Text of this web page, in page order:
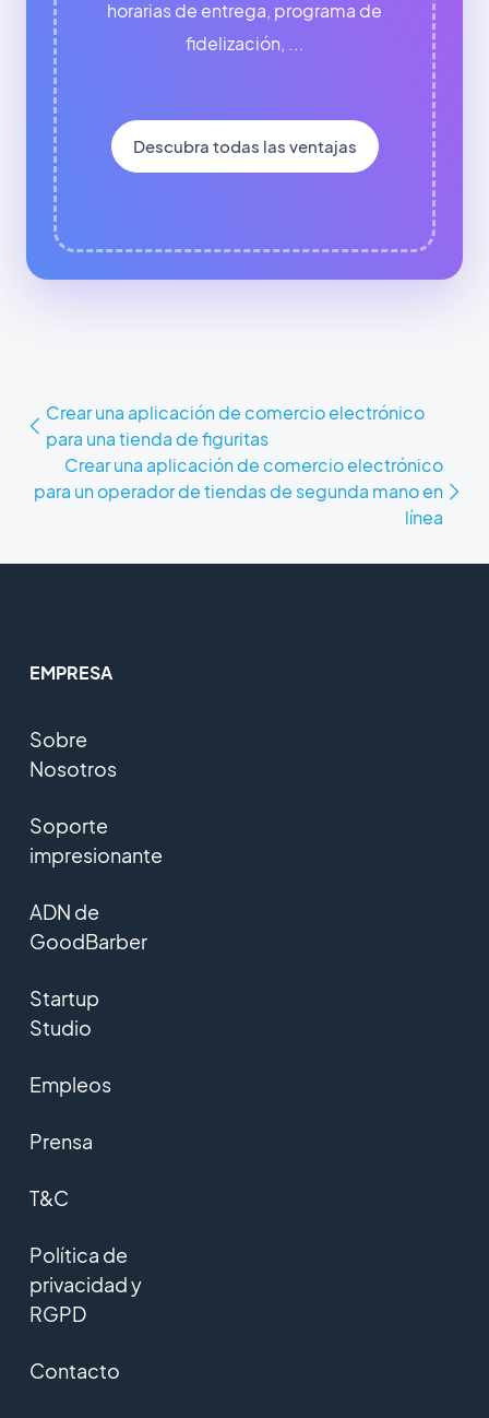
horarias de entrega, programa de
fidelización, ...
Descubra todas las ventajas
Crear una aplicación de comercio electrónico
para una tienda de figuritas
Crear una aplicación de comercio electrónico
para un operador de tiendas de segunda mano en
línea
EMPRESA
Sobre
Nosotros
Soporte
impresionante
ADN de
GoodBarber
Startup
Studio
Empleos
Prensa
T&C
Política de
privacidad y
RGPD
Contacto